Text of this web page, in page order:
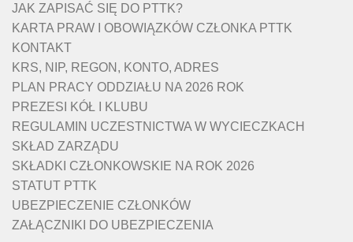
JAK ZAPISAĆ SIĘ DO PTTK?
KARTA PRAW I OBOWIĄZKÓW CZŁONKA PTTK
KONTAKT
KRS, NIP, REGON, KONTO, ADRES
PLAN PRACY ODDZIAŁU NA 2026 ROK
PREZESI KÓŁ I KLUBU
REGULAMIN UCZESTNICTWA W WYCIECZKACH
SKŁAD ZARZĄDU
SKŁADKI CZŁONKOWSKIE NA ROK 2026
STATUT PTTK
UBEZPIECZENIE CZŁONKÓW
ZAŁĄCZNIKI DO UBEZPIECZENIA